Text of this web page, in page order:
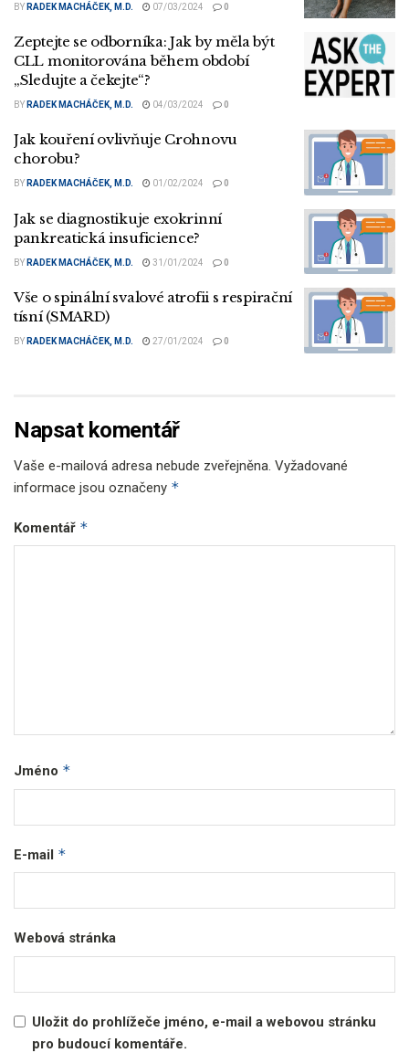
BY RADEK MACHÁČEK, M.D. 07/03/2024 0
Zeptejte se odborníka: Jak by měla být
CLL monitorována během období
„Sledujte a čekejte“?
BY RADEK MACHÁČEK, M.D. 04/03/2024 0
Jak kouření ovlivňuje Crohnovu
chorobu?
BY RADEK MACHÁČEK, M.D. 01/02/2024 0
Jak se diagnostikuje exokrinní
pankreatická insuficience?
BY RADEK MACHÁČEK, M.D. 31/01/2024 0
Vše o spinální svalové atrofii s respirační
tísní (SMARD)
BY RADEK MACHÁČEK, M.D. 27/01/2024 0
Napsat komentář
Vaše e-mailová adresa nebude zveřejněna. Vyžadované
informace jsou označeny *
Komentář *
Jméno *
E-mail *
Webová stránka
Uložit do prohlížeče jméno, e-mail a webovou stránku
pro budoucí komentáře.